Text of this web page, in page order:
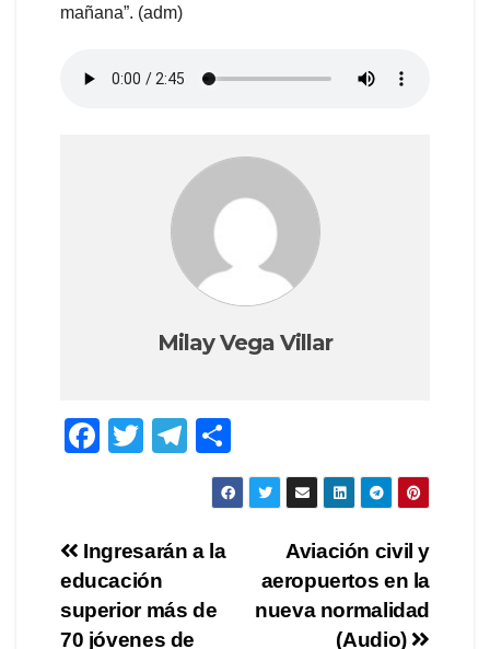
mañana”. (adm)
Milay Vega Villar
F
e
b
o
T
er
T
el
gr
m
o
m
ar
tir
Navegación
de
Aviación civil y
aeropuertos en la
nueva normalidad
(Audio)
Ingresarán a la
educación
superior más de
70 jóvenes de